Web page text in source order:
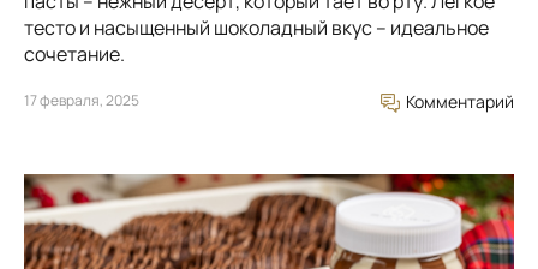
тесто и насыщенный шоколадный вкус – идеальное
сочетание.
17 февраля, 2025 Комментарий